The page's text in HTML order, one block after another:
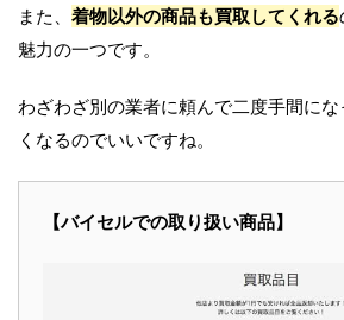
また、 着物以外の商品も買取してくれる
魅力の一つです。
わざわざ別の業者に頼んで二度手間に
くなるのでいいですね。
【バイセルでの取り扱い商品】